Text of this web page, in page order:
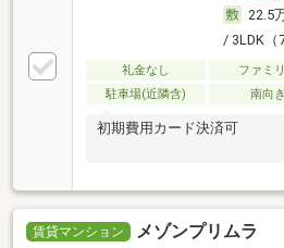
22.5
/ 3LDK（
礼金なし ファミ
駐車場(近隣含)
南向き
初期費用カード決済可
賃貸マンション メゾンプリムラ